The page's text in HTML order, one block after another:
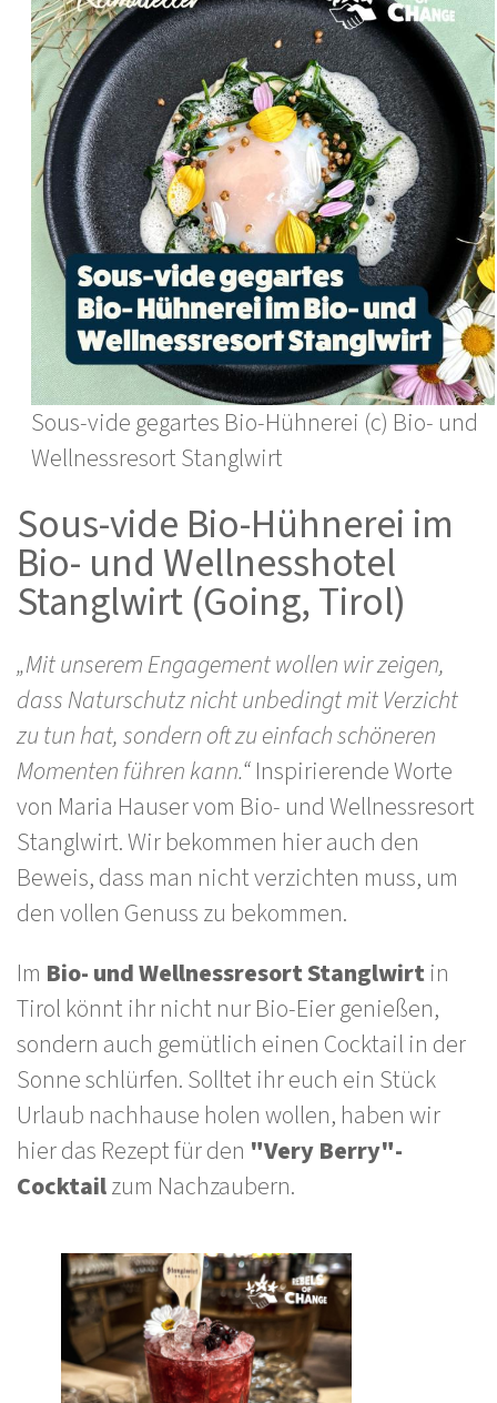
Sous-vide gegartes Bio-Hühnerei (c) Bio- und
Wellnessresort Stanglwirt
Sous-vide Bio-Hühnerei im
Bio- und Wellnesshotel
Stanglwirt (Going, Tirol)
„Mit unserem Engagement wollen wir zeigen,
dass Naturschutz nicht unbedingt mit Verzicht
zu tun hat, sondern oft zu einfach schöneren
Momenten führen kann.“Inspirierende Worte
von Maria Hauser vom Bio- und Wellnessresort
Stanglwirt. Wir bekommen hier auch den
Beweis, dass man nicht verzichten muss, um
den vollen Genuss zu bekommen.
Im Bio- und Wellnessresort Stanglwirtin
Tirol könnt ihr nicht nur Bio-Eier genießen,
sondern auch gemütlich einen Cocktail in der
Sonne schlürfen. Solltet ihr euch ein Stück
Urlaub nachhause holen wollen, haben wir
hier das Rezept für den "Very Berry"-
Cocktailzum Nachzaubern.